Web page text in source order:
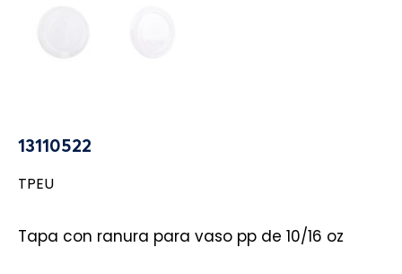
13110522
TPEU
Tapa con ranura para vaso pp de 10/16 oz